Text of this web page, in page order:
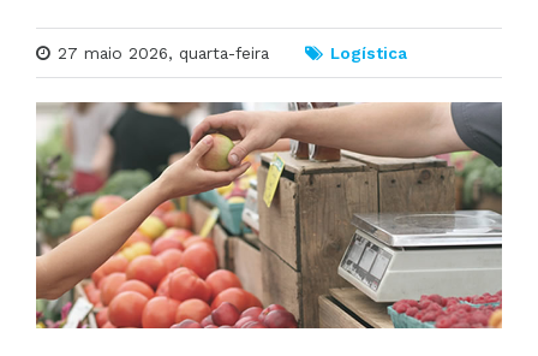
27 maio 2026, quarta-feira Logística